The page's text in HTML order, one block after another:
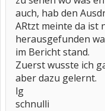
auch, hab den
ARtzt meinte da ist
herausgefunden
im Bericht stand.
Zuerst wusste ich
aber dazu gelernt.
lg
schnulli